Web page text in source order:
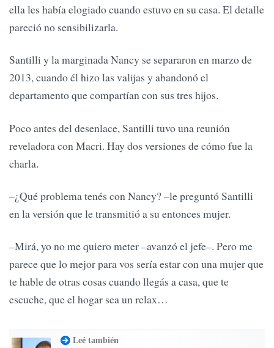
ella les había elogiado cuando estuvo en su casa. El detalle
pareció no sensibilizarla.
Santilli y la marginada Nancy se separaron en marzo de
2013, cuando él hizo las valijas y abandonó el
departamento que compartían con sus tres hijos.
Poco antes del desenlace, Santilli tuvo una reunión
reveladora con Macri. Hay dos versiones de cómo fue la
charla.
–¿Qué problema tenés con Nancy? –le preguntó Santilli
en la versión que le transmitió a su entonces mujer.
–Mirá, yo no me quiero meter –avanzó el jefe–. Pero me
parece que lo mejor para vos sería estar con una mujer que
te hable de otras cosas cuando llegás a casa, que te
escuche, que el hogar sea un relax…
Leé también